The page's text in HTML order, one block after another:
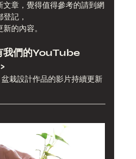
文章，覺得值得參考的請到網
記，
的內容。
我們的YouTube
栽設計作品的影片持續更新